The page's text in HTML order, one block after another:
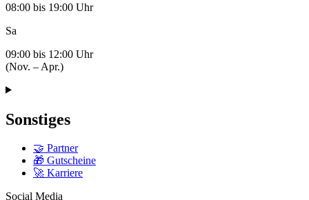
08:00 bis 19:00 Uhr
Sa
09:00 bis 12:00 Uhr
(Nov. – Apr.)
Sonstiges
🤝 Partner
🎁 Gutscheine
🚀 Karriere
Social Media